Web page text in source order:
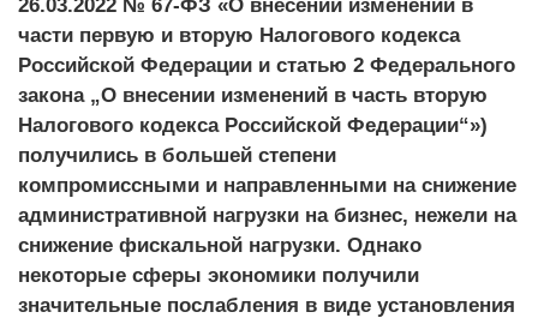
26.03.2022 № 67-ФЗ «О внесении изменений в
части первую и вторую Налогового кодекса
Российской Федерации и статью 2 Федерального
закона „О внесении изменений в часть вторую
Налогового кодекса Российской Федерации“»)
получились в большей степени
компромиссными и направленными на снижение
административной нагрузки на бизнес, нежели на
снижение фискальной нагрузки. Однако
некоторые сферы экономики получили
значительные послабления в виде установления